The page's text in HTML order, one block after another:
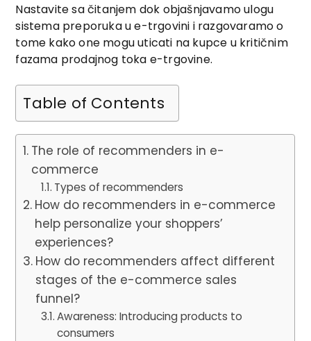
Nastavite sa čitanjem dok objašnjavamo ulogu
sistema preporuka u e-trgovini i razgovaramo o
tome kako one mogu uticati na kupce u kritičnim
fazama prodajnog toka e-trgovine.
Table of Contents
The role of recommenders in e-
commerce
Types of recommenders
How do recommenders in e-commerce
help personalize your shoppers’
experiences?
How do recommenders affect different
stages of the e-commerce sales
funnel?
Awareness: Introducing products to
consumers